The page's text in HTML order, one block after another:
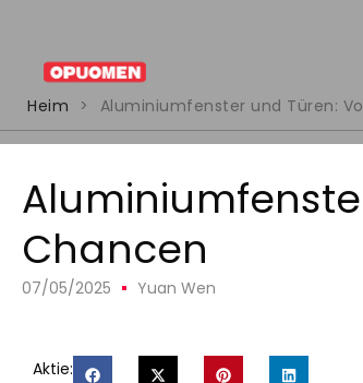
Heim
> Aluminiumfenster und Türen:
Chancen
07/05/2025 Yuan Wen
Aktie: